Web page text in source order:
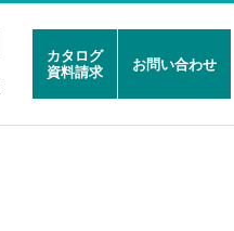
カタログ
資料請求
お問い合わせ